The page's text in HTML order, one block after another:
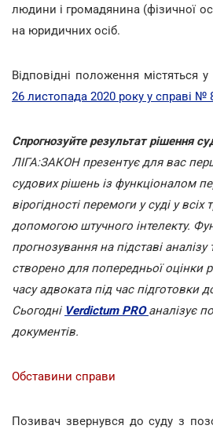
людини і громадянина (фізичної
на юридичних осіб.
Відповідні положення містяться у
26 листопада 2020 року у справі №
Спрогнозуйте результат рішення
ЛІГА:ЗАКОН презентує для вас
судових рішень із функціоналом
вірогідності перемоги у суді у всіх
допомогою штучного інтелекту.
прогнозування на підставі
створено для попередньої оцінки
часу адвоката під час підготовки
Сьогодні Verdictum PROаналізує
документів.
Обставини справи
Позивач звернувся до суду з